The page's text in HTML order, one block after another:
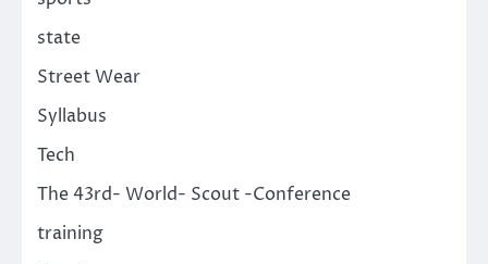
state
Street Wear
Syllabus
Tech
The 43rd- World- Scout -Conference
training